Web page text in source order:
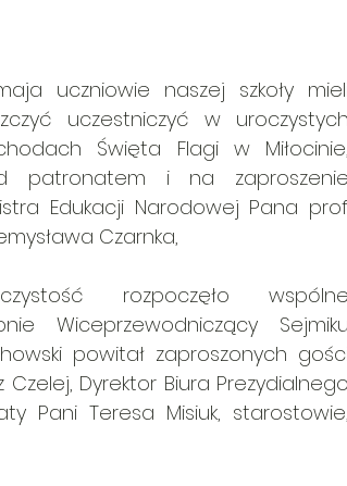
uczniowie naszej szkoły
uczestniczyć w uroczystych
Święta Flagi w Miłocinie,
patronatem i na zaproszenie
Edukacji Narodowej Pana
Czarnka,
rozpoczęło wspólne
Wiceprzewodniczący Sejmiku
powitał zaproszonych
Dyrektor Biura Prezydialnego
Pani Teresa Misiuk, starostowie,